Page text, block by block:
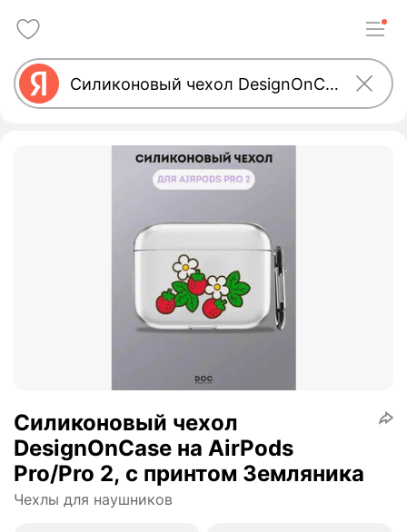
Силиконовый чехол
DesignOnCase на AirPods
Pro/Pro 2, с принтом Земляника
Чехлы для наушников